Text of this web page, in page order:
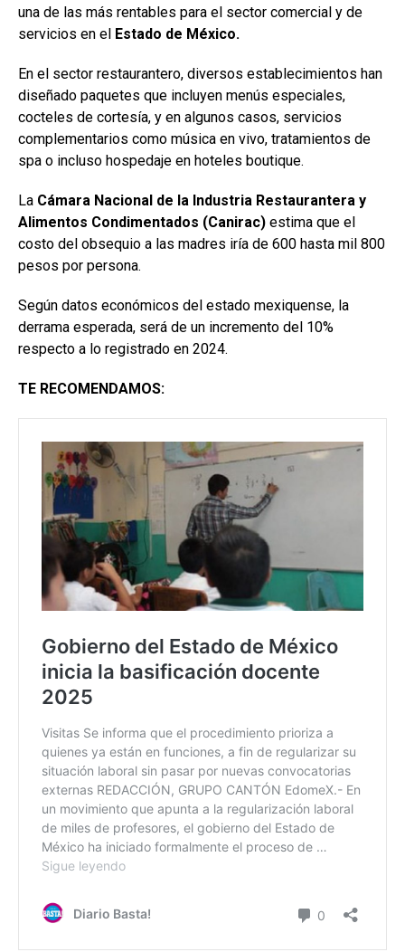
una de las más rentables para el sector comercial y de
servicios en el Estado de México.
En el sector restaurantero, diversos establecimientos han
diseñado paquetes que incluyen menús especiales,
cocteles de cortesía, y en algunos casos, servicios
complementarios como música en vivo, tratamientos de
spa o incluso hospedaje en hoteles boutique.
La Cámara Nacional de la Industria Restaurantera y
Alimentos Condimentados (Canirac) estima que el
costo del obsequio a las madres iría de 600 hasta mil 800
pesos por persona.
Según datos económicos del estado mexiquense, la
derrama esperada, será de un incremento del 10%
respecto a lo registrado en 2024.
TE RECOMENDAMOS: